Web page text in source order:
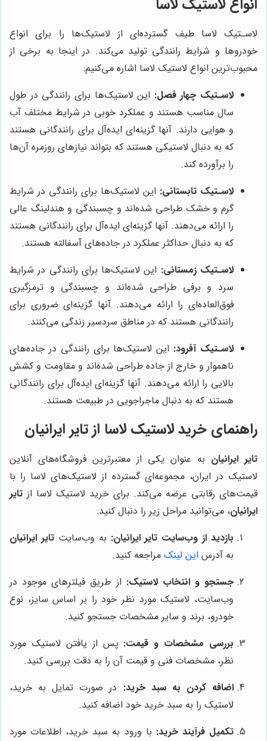
لاسـتیک لاسا طیف گسترده‌ای از لاستیک‌ها را برای انواع
خودروها و شرایط رانندگی تولید می‌کند. در اینجا به برخی از
محبوب‌ترین انواع لاستیک لاسا اشاره می‌کنیم:
لاسـتیک چهار فصل: این لاستیک‌ها برای رانندگی در طول
سال مناسب هستند و عملکرد خوبی در شرایط مختلف آب
و هوایی دارند. آنها گزینه‌ای ایده‌آل برای رانندگانی هستند
که به دنبال لاستیکی هستند که بتواند نیازهای روزمره آن‌ها
را برآورده کند.
لاسـتیک تابستانی: این لاستیک‌ها برای رانندگی در شرایط
گرم و خشک طراحی شده‌اند و چسبندگی و هندلینگ عالی
را ارائه می‌دهند. آنها گزینه‌ای ایده‌آل برای رانندگانی هستند
که به دنبال حداکثر عملکرد در جاده‌های آسفالته هستند.
لاسـتیک زمستانی: این لاستیک‌ها برای رانندگی در شرایط
سرد و برفی طراحی شده‌اند و چسبندگی و ترمزگیری
فوق‌العاده‌ای را ارائه می‌دهند. آنها گزینه‌ای ضروری برای
رانندگانی هستند که در مناطق سردسیر زندگی می‌کنند.
لاسـتیک آفرود: این لاستیک‌ها برای رانندگی در جاده‌های
ناهموار و خارج از جاده طراحی شده‌اند و مقاومت و کشش
بالایی را ارائه می‌دهند. آنها گزینه‌ای ایده‌آل برای رانندگانی
هستند که به دنبال ماجراجویی در طبیعت هستند.
راهنمای خرید لاستیک لاسا از تایر ایرانیان
تایر ایرانیان به عنوان یکی از معتبرترین فروشگاه‌های آنلاین
لاستیک در ایران، مجموعه‌ای گسترده از لاستیک‌های لاسا را با
قیمت‌های رقابتی عرضه می‌کند. برای خرید لاستیک لاسا از تایر
ایرانیان، می‌توانید مراحل زیر را دنبال کنید:
بازدید از وب‌سایت تایر ایرانیان: به وب‌سایتتایر ایرانیان
به آدرس این لینک مراجعه کنید.
جستجو و انتخاب لاستیک: از طریق فیلترهای موجود در
وب‌سایت، لاستیک مورد نظر خود را بر اساس سایز، نوع
خودرو، برند و سایر مشخصات جستجو کنید.
بررسی مشخصات و قیمت: پس از یافتن لاستیک مورد
نظر، مشخصات فنی و قیمت آن را به دقت بررسی کنید.
اضافه کردن به سبد خرید: در صورت تمایل به خرید،
لاستیک را به سبد خرید خود اضافه کنید.
تکمیل فرآیند خرید: با ورود به سبد خرید، اطلاعات مورد